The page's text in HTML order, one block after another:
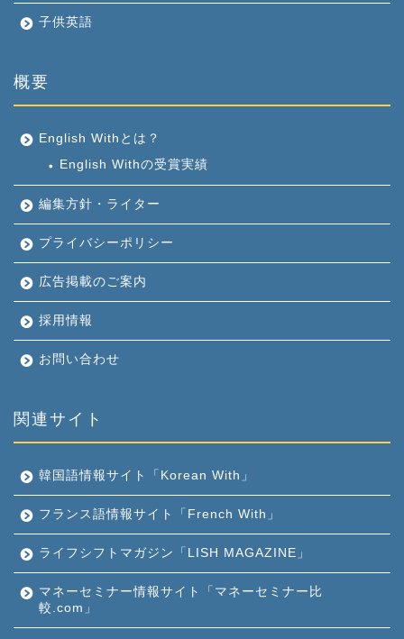
子供英語
概要
English Withとは？
English Withの受賞実績
編集方針・ライター
プライバシーポリシー
広告掲載のご案内
採用情報
お問い合わせ
関連サイト
韓国語情報サイト「Korean With」
フランス語情報サイト「French With」
ライフシフトマガジン「LISH MAGAZINE」
マネーセミナー情報サイト「マネーセミナー比
較.com」